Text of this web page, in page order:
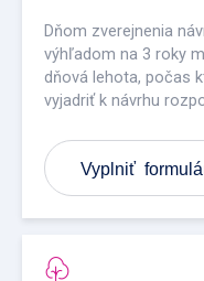
Dňom zverejnenia
výhľadom na 3 roky
dňová lehota, počas
vyjadriť k návrhu
Vyplniť